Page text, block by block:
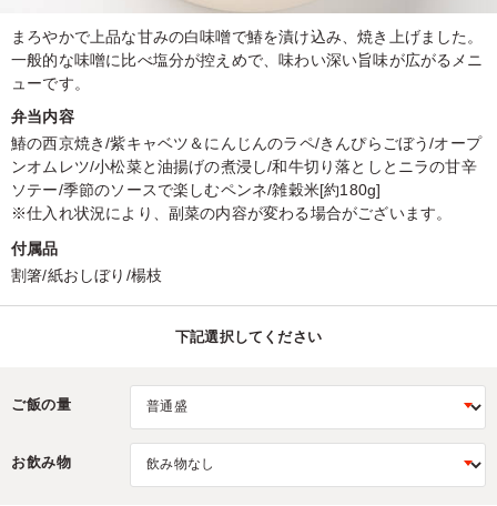
まろやかで上品な甘みの白味噌で鰆を漬け込み、焼き上げました。
一般的な味噌に比べ塩分が控えめで、味わい深い旨味が広がるメニ
ューです。
弁当内容
鰆の西京焼き/紫キャベツ＆にんじんのラペ/きんぴらごぼう/オープ
ンオムレツ/小松菜と油揚げの煮浸し/和牛切り落としとニラの甘辛
ソテー/季節のソースで楽しむペンネ/雑穀米[約180g]
※仕入れ状況により、副菜の内容が変わる場合がございます。
付属品
割箸/紙おしぼり/楊枝
下記選択してください
ご飯の量
お飲み物